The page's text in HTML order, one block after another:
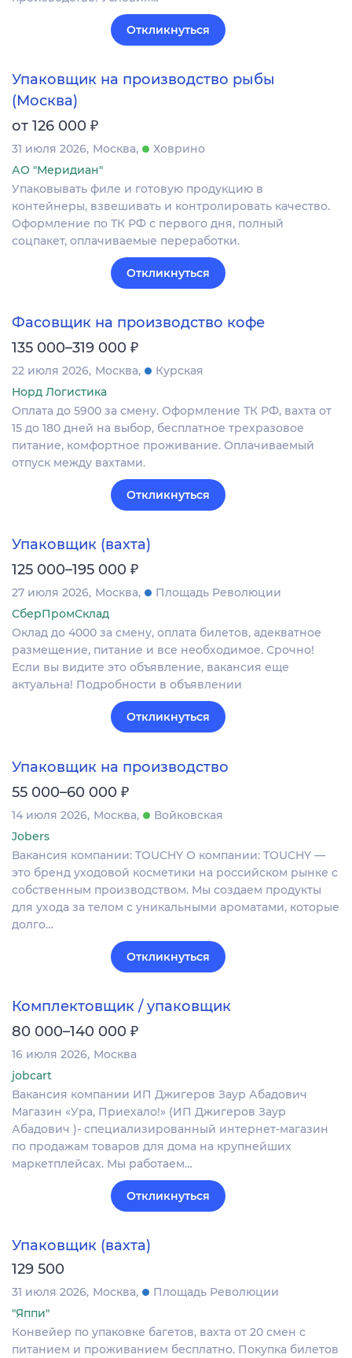
Откликнуться
Упаковщик на производство рыбы
(Москва)
от 126 000 ₽
31 июля 2026 Москва
Ховрино
АО "Меридиан"
Упаковывать филе и готовую продукцию в
контейнеры, взвешивать и контролировать качество.
Оформление по ТК РФ с первого дня, полный
соцпакет, оплачиваемые переработки.
Откликнуться
Фасовщик на производство кофе
135 000–319 000 ₽
22 июля 2026 Москва
Курская
Норд Логистика
Оплата до 5900 за смену. Оформление ТК РФ, вахта от
15 до 180 дней на выбор, бесплатное трехразовое
питание, комфортное проживание. Оплачиваемый
отпуск между вахтами.
Откликнуться
Упаковщик (вахта)
125 000–195 000 ₽
27 июля 2026 Москва
Площадь Революции
СберПромСклад
Оклад до 4000 за смену, оплата билетов, адекватное
размещение, питание и все необходимое. Срочно!
Если вы видите это объявление, вакансия еще
актуальна! Подробности в объявлении
Откликнуться
Упаковщик на производство
55 000–60 000 ₽
14 июля 2026 Москва
Войковская
Jobers
Вакансия компании: TOUCHY О компании: TOUCHY —
это бренд уходовой косметики на российском рынке с
собственным производством. Мы создаем продукты
для ухода за телом с уникальными ароматами, которые
долго…
Откликнуться
Комплектовщик / упаковщик
80 000–140 000 ₽
16 июля 2026 Москва
jobcart
Вакансия компании ИП Джигеров Заур Абадович
Магазин «Ура, Приехало!» (ИП Джигеров Заур
Абадович )- специализированный интернет-магазин
по продажам товаров для дома на крупнейших
маркетплейсах. Мы работаем…
Откликнуться
Упаковщик (вахта)
129 500
31 июля 2026 Москва
Площадь Революции
"Яппи"
Конвейер по упаковке багетов, вахта от 20 смен с
питанием и проживанием бесплатно. Покупка билетов